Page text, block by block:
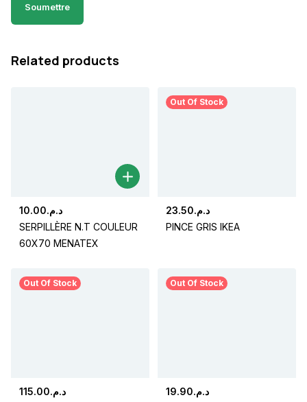
Related products
د.م.10.00
SERPILLÈRE N.T COULEUR
60X70 MENATEX
Out Of Stock
د.م.23.50
PINCE GRIS IKEA
Out Of Stock
د.م.115.00
Out Of Stock
د.م.19.90